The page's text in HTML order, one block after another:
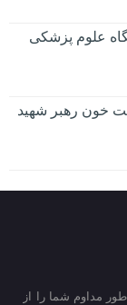
علوم پزشکی
خون رهبر شهید
مداوم شما را از